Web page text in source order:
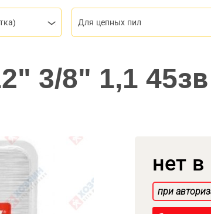
Для цепных пил
3/8" 1,1 45зв
нет
при